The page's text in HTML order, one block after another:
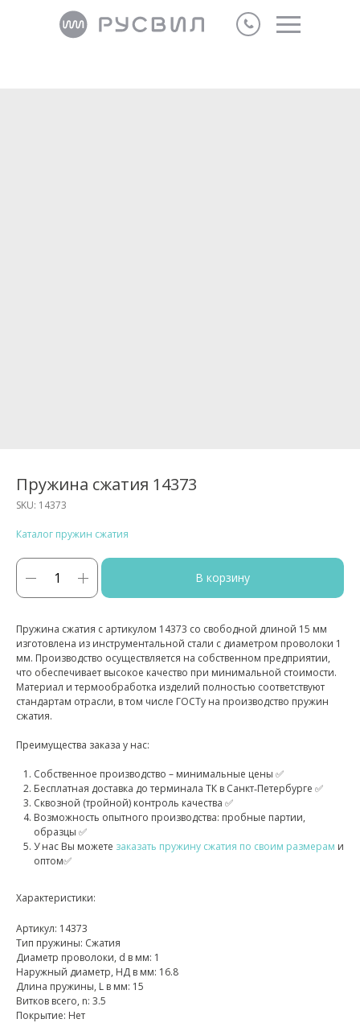
Пружина сжатия 14373
SKU: 14373
Каталог пружин сжатия
В корзину
Пружина сжатия с артикулом 14373 со свободной длиной 15 мм
изготовлена из инструментальной стали с диаметром проволоки 1
мм. Производство осуществляется на собственном предприятии,
что обеспечивает высокое качество при минимальной стоимости.
Материал и термообработка изделий полностью соответствуют
стандартам отрасли, в том числе ГОСТу на производство пружин
сжатия.
Преимущества заказа у нас:
Собственное производство – минимальные цены ✅
Бесплатная доставка до терминала ТК в Санкт‑Петербурге ✅
Сквозной (тройной) контроль качества ✅
Возможность опытного производства: пробные партии,
образцы ✅
У нас Вы можете заказать пружину сжатия по своим размерам и
оптом✅
Характеристики:
Артикул: 14373
Тип пружины: Сжатия
Диаметр проволоки, d в мм: 1
Наружный диаметр, НД в мм: 16.8
Длина пружины, L в мм: 15
Витков всего, n: 3.5
Покрытие: Нет